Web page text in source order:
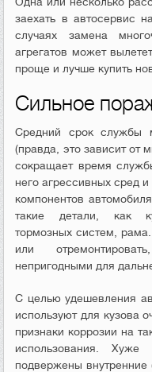
заехать в автосервис
случаях замена
агрегатов может
проще и лучше купить
Сильное
Средний срок службы
(правда, это зависит от
сокращает время
него агрессивных сред
компонентов
такие детали, как
тормозных систем,
или
непригодными для
С целью удешевления
используют для кузова
признаки коррозии на
использования.
подвержены внутренние